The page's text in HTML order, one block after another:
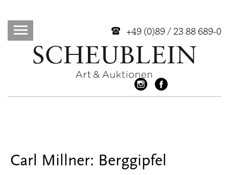
+49 (0)89 / 23 88 689-0
Carl Millner: Berggipfel